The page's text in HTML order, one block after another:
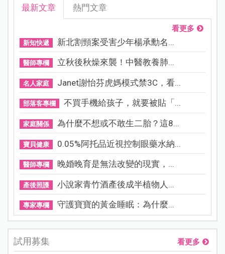
最新文章 熱門文章
看更多
新知快遞 新北割頸案受害少年楊承勳名...
醫師專欄 立秋後秋燥來襲！中醫教養肺...
名人家庭 Janet謝怡芬虎媽模式禁3C，看...
部落客專欄 不買手機給孩子，就要被貼「...
家庭關係 為什麼不想或不敢生二胎？這8...
寶貝健康 0.05%阿托品近視控制眼藥水納...
醫師專欄 晚婚晚育是無法改變的現實，...
產後照護 小說家青竹酒產後成半植物人...
專家專欄 守護寶寶的黃金睡眠：為什麼...
試用募集 看更多